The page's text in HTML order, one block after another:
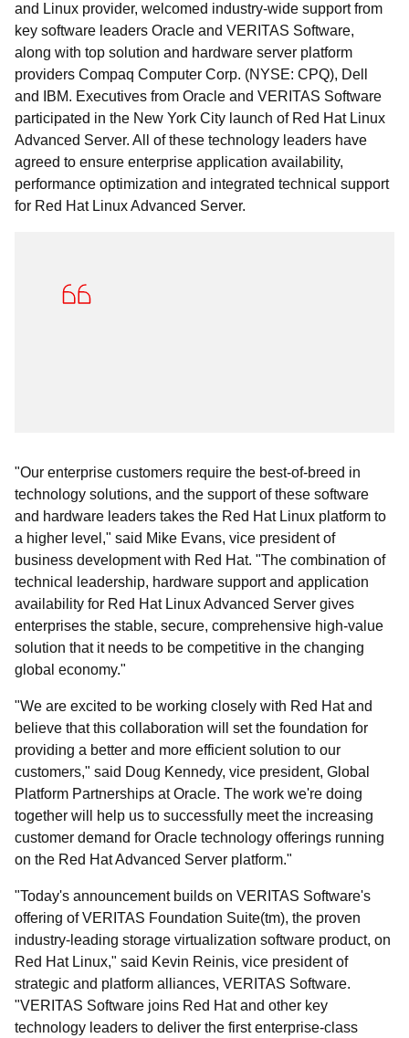
and Linux provider, welcomed industry-wide support from
key software leaders Oracle and VERITAS Software,
along with top solution and hardware server platform
providers Compaq Computer Corp. (NYSE: CPQ), Dell
and IBM. Executives from Oracle and VERITAS Software
participated in the New York City launch of Red Hat Linux
Advanced Server. All of these technology leaders have
agreed to ensure enterprise application availability,
performance optimization and integrated technical support
for Red Hat Linux Advanced Server.
"Our enterprise customers require the best-of-breed in
technology solutions, and the support of these software
and hardware leaders takes the Red Hat Linux platform to
a higher level," said Mike Evans, vice president of
business development with Red Hat. "The combination of
technical leadership, hardware support and application
availability for Red Hat Linux Advanced Server gives
enterprises the stable, secure, comprehensive high-value
solution that it needs to be competitive in the changing
global economy."
"We are excited to be working closely with Red Hat and
believe that this collaboration will set the foundation for
providing a better and more efficient solution to our
customers," said Doug Kennedy, vice president, Global
Platform Partnerships at Oracle. The work we're doing
together will help us to successfully meet the increasing
customer demand for Oracle technology offerings running
on the Red Hat Advanced Server platform."
"Today's announcement builds on VERITAS Software's
offering of VERITAS Foundation Suite(tm), the proven
industry-leading storage virtualization software product, on
Red Hat Linux," said Kevin Reinis, vice president of
strategic and platform alliances, VERITAS Software.
"VERITAS Software joins Red Hat and other key
technology leaders to deliver the first enterprise-class